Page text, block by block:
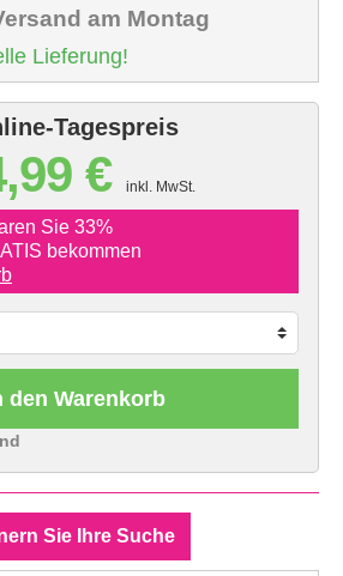
am Montag
Lieferung!
Tagespreis
€ inkl. MwSt.
Sie 33%
bekommen
den Warenkorb
Sie Ihre Suche